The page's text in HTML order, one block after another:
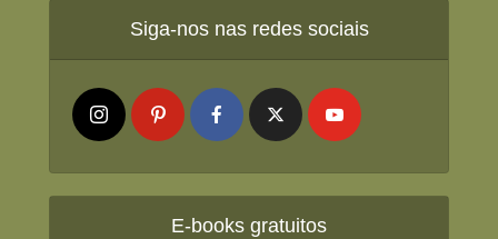
Siga-nos nas redes sociais
E-books gratuitos